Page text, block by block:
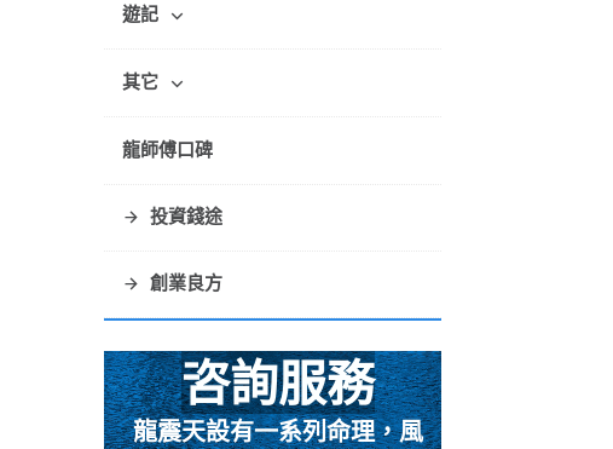
遊記
其它
龍師傅口碑
投資錢途
創業良方
咨詢服務
龍震天設有一系列命理，風